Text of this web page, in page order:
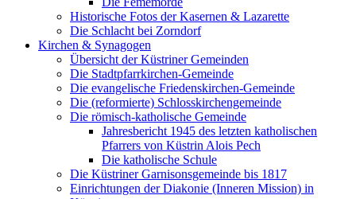
Historische Fotos der Kasernen & Lazarette
Die Schlacht bei Zorndorf
Kirchen & Synagogen
Übersicht der Küstriner Gemeinden
Die Stadtpfarrkirchen-Gemeinde
Die evangelische Friedenskirchen-Gemeinde
Die (reformierte) Schlosskirchengemeinde
Die römisch-katholische Gemeinde
Jahresbericht 1945 des letzten katholischen
Pfarrers von Küstrin Alois Pech
Die katholische Schule
Die Küstriner Garnisonsgemeinde bis 1817
Einrichtungen der Diakonie (Inneren Mission) in